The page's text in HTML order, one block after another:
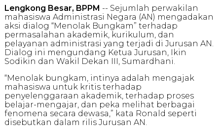
Lengkong Besar, BPPM -- Sejumlah perwakilan
mahasiswa Administrasi Negara (AN) mengadakan
aksi dialog “Menolak Bungkam” terhadap
permasalahan akademik, kurikulum, dan
pelayanan administrasi yang terjadi di Jurusan AN.
Dialog ini mengundang Ketua Jurusan, Ikin
Sodikin dan Wakil Dekan III, Sumardhani.
“Menolak bungkam, intinya adalah mengajak
mahasiswa untuk kritis terhadap
penyelenggaraan akademik, terhadap proses
belajar-mengajar, dan peka melihat berbagai
fenomena secara dewasa,” kata Ronald seperti
disebutkan dalam rilis Jurusan AN.